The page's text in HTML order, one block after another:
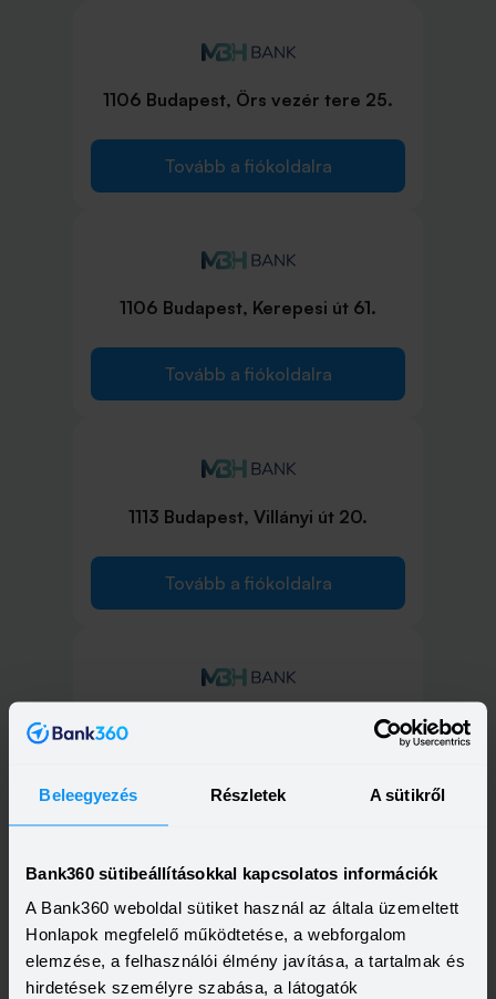
Beleegyezés Részletek A sütikről
Bank360 sütibeállításokkal kapcsolatos információk
A Bank360 weboldal sütiket használ az általa üzemeltett
Honlapok megfelelő működtetése, a webforgalom
elemzése, a felhasználói élmény javítása, a tartalmak és
hirdetések személyre szabása, a látogatók
1106 Budapest, Örs vezér tere 25.
Tovább a fiókoldalra
1106 Budapest, Kerepesi út 61.
Tovább a fiókoldalra
1113 Budapest, Villányi út 20.
Tovább a fiókoldalra
1114 Budapest, Bartók Béla út 41.
Tovább a fiókoldalra
1115 Budapest, Tétényi út 13.